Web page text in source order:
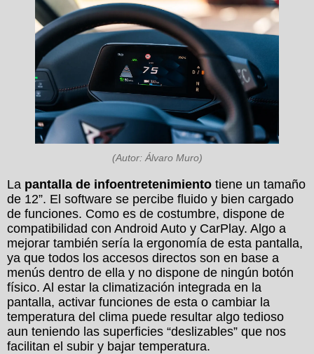
(Autor: Álvaro Muro)
La pantalla de infoentretenimiento tiene un tamaño
de 12”. El software se percibe fluido y bien cargado
de funciones. Como es de costumbre, dispone de
compatibilidad con Android Auto y CarPlay. Algo a
mejorar también sería la ergonomía de esta pantalla,
ya que todos los accesos directos son en base a
menús dentro de ella y no dispone de ningún botón
físico. Al estar la climatización integrada en la
pantalla, activar funciones de esta o cambiar la
temperatura del clima puede resultar algo tedioso
aun teniendo las superficies “deslizables” que nos
facilitan el subir y bajar temperatura.